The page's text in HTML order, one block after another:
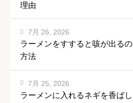
理由
ラーメンをすすると咳が出る
方法
7月 26, 2026
ラーメンに入れるネギを香ば
7月 25, 2026